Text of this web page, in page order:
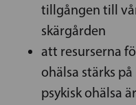
tillgången till
skärgården
att resurserna
ohälsa stärks
psykisk ohälsa